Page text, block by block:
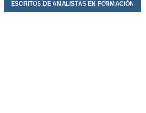
ESCRITOS DE ANALISTAS EN FORMACIÓN